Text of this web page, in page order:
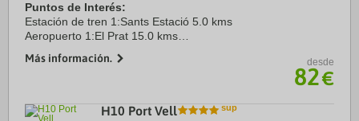
Puntos de Interés:
Estación de tren 1:Sants Estació 5.0 kms
Aeropuerto 1:El Prat 15.0 kms
Centro Ciudad:Plaça Catalunya 2.5 kms
Más información. desde
82€
H10 Port Vell